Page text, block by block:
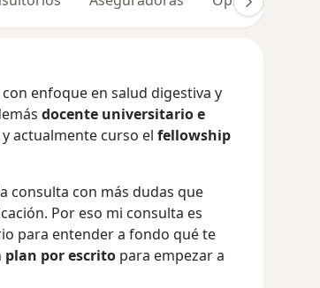
enfoque en salud digestiva y
docente universitario e
y actualmente curso el fellowship
consulta con más dudas que
Por eso mi consulta es
para entender a fondo qué te
plan por escrito para empezar a